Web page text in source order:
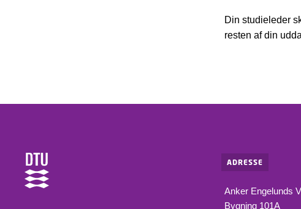
Din studieleder
resten af din
ADRESSE
Anker Engelunds
Bygning 101A